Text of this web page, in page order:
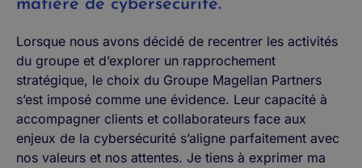
matière de cybersécurité.
Lorsque nous avons décidé de recentrer les activités
du groupe et d’explorer un rapprochement
stratégique, le choix du Groupe Magellan Partners
s’est imposé comme une évidence. Leur capacité à
accompagner clients et collaborateurs face aux
enjeux de la cybersécurité s’aligne parfaitement avec
nos valeurs et nos attentes. Je tiens à exprimer ma